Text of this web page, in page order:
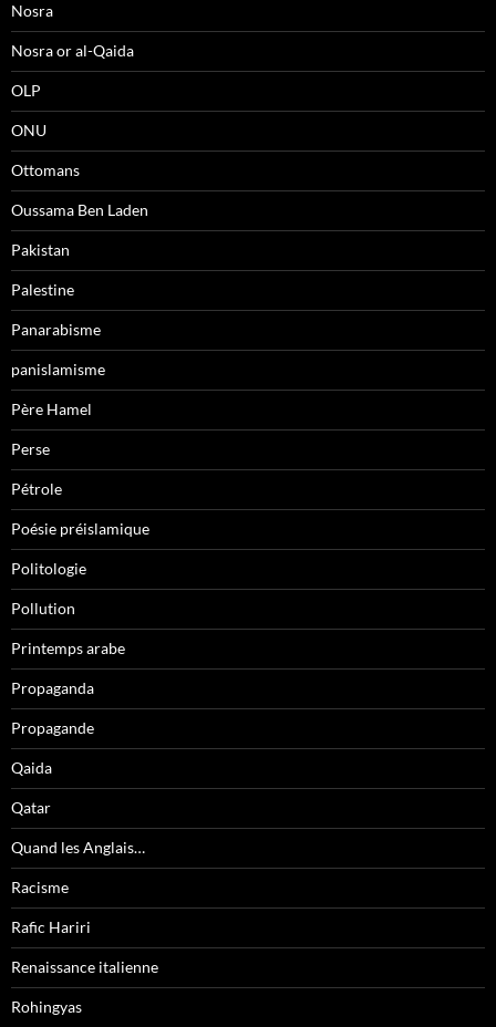
Nosra
Nosra or al-Qaida
OLP
ONU
Ottomans
Oussama Ben Laden
Pakistan
Palestine
Panarabisme
panislamisme
Père Hamel
Perse
Pétrole
Poésie préislamique
Politologie
Pollution
Printemps arabe
Propaganda
Propagande
Qaida
Qatar
Quand les Anglais…
Racisme
Rafic Hariri
Renaissance italienne
Rohingyas